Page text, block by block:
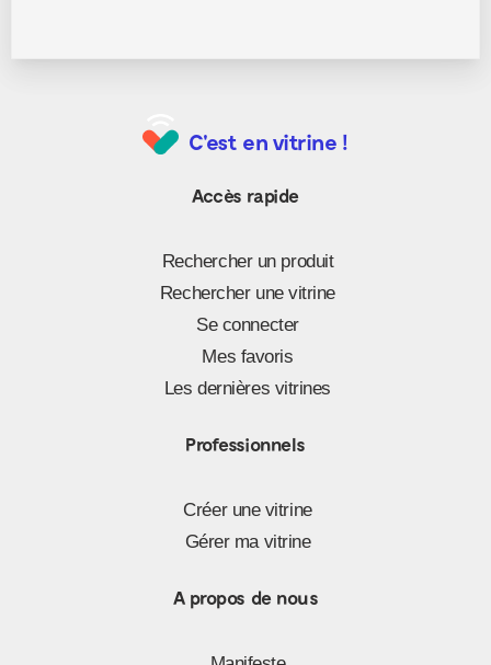
C'est en vitrine !
Accès rapide
Rechercher un produit
Rechercher une vitrine
Se connecter
Mes favoris
Les dernières vitrines
Professionnels
Créer une vitrine
Gérer ma vitrine
A propos de nous